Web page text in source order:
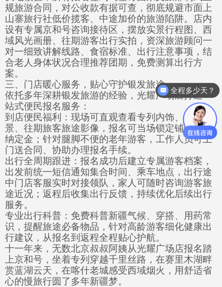
规旅游合同，对公收款有据可查，彻底规避市面上
山寨旅行社低价揽客、中途加价的旅游陷阱。店内
设有专属京和号咨询接待区，摆放实景行程图、西
域风光画册、往期游客出行实拍，资深旅游顾问一
对一细致讲解线路、食宿标准、出行注意事项，结
合老人身体状况合理推荐团期，免费测算出行方
案。
三、门店暖心服务，贴心守护银发旅途
依托多年深耕银发旅游的经验，光耀广场店打造一
站式便民报名服务：
到店便民福利：现场可直观查看专列内饰、酒店实
景、往期旅客旅途影像，报名可当场锁定铺位、缴
纳定金；针对腿脚不便的老年游客，工作人员可上
门送合同、协助办理报名手续。
出行全周期跟进：报名成功后建立专属游客档案，
出发前统一短信通知集合时间、乘车地点，出行途
中门店客服实时对接领队，家人可随时咨询游客旅
途近况；返程后收集出行反馈，持续优化后续出行
服务。
专业出行科普：免费科普新疆气候、穿搭、用药常
识，提醒旅途必备物品，针对高龄游客细化健康出
行建议，从报名到返程全程贴心护航。
十一年来，无数北京叔叔阿姨从光耀广场店报名踏
上京和号，坐着专列穿越千里丝路，在赛里木湖畔
赏蓝湖云天，在喀什老城感受西域烟火，用舒适省
心的慢旅行圆了多年新疆梦。
全程多少天？